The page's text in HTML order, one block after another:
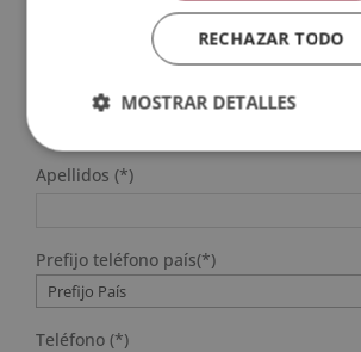
SOLICITA MÁS
Nombre (*)
Apellidos (*)
Prefijo teléfono país(*)
Teléfono (*)
RECHAZAR TODO
MOSTRAR DETALLES